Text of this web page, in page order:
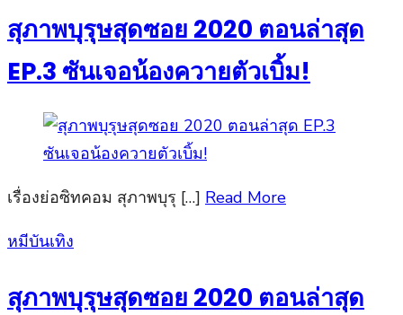
สุภาพบุรุษสุดซอย 2020 ตอนล่าสุด
EP.3 ซันเจอน้องควายตัวเบิ้ม!
เรื่องย่อซิทคอม สุภาพบุรุ […] Read More
Posted
หมีบันเทิง
สุภาพบุรุษสุดซอย 2020 ตอนล่าสุด